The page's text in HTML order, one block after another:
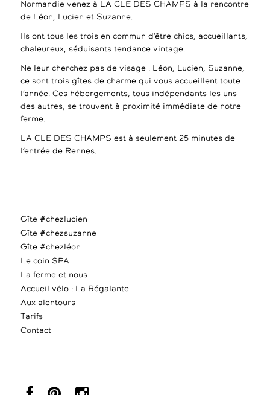
Normandie venez à LA CLE DES CHAMPS à la rencontre
de Léon, Lucien et Suzanne.
Ils ont tous les trois en commun d’être chics, accueillants,
chaleureux, séduisants tendance vintage.
Ne leur cherchez pas de visage : Léon, Lucien, Suzanne,
ce sont trois gîtes de charme qui vous accueillent toute
l’année. Ces hébergements, tous indépendants les uns
des autres, se trouvent à proximité immédiate de notre
ferme.
LA CLE DES CHAMPS est à seulement 25 minutes de
l’entrée de Rennes.
Gîte #chezlucien
Gîte #chezsuzanne
Gîte #chezléon
Le coin SPA
La ferme et nous
Accueil vélo : La Régalante
Aux alentours
Tarifs
Contact